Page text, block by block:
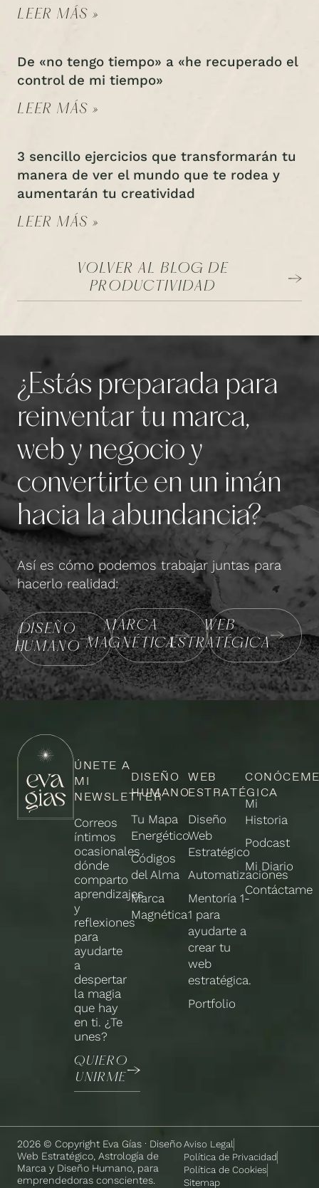
LEER MÁS »
De «no tengo tiempo» a «he recuperado el
control de mi tiempo»
LEER MÁS »
3 sencillo ejercicios que transformarán tu
manera de ver el mundo que te rodea y
aumentarán tu creatividad
LEER MÁS »
VOLVER AL BLOG DE
PRODUCTIVIDAD
¿Estás preparada para
reinventar tu marca,
web y negocio y
convertirte en un imán
hacia la abundancia?
Así es cómo podemos trabajar juntas para
hacerlo realidad:
DISEÑO
HUMANO
MARCA
MAGNÉTICA
WEB
ESTRATÉGICA
ÚNETE A
MI
NEWSLETTER
Correos
íntimos
ocasionales
dónde
comparto
aprendizajes
y
reflexiones
para
ayudarte
a
despertar
la magia
que hay
en ti. ¿Te
unes?
QUIERO
UNIRME
DISEÑO
HUMANO
Tu Mapa
Energético
Códigos
del Alma
Marca
Magnética
WEB
ESTRATÉGICA
Diseño
Web
Estratégico
Automatizaciones
Mentoría 1-
1 para
ayudarte a
crear tu
web
estratégica.
Portfolio
Mi
Historia
Podcast
Mi Diario
Contáctame
2026 © Copyright Eva Gías · Diseño
Web Estratégico, Astrología de
Marca y Diseño Humano, para
emprendedoras conscientes.
Aviso Legal
Política de Privacidad
Política de Cookies
Sitemap